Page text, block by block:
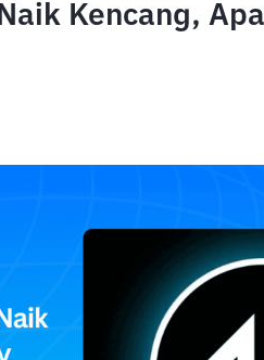
Kencang,